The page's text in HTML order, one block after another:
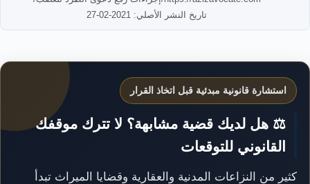
تاريخ النشر الأصلي: 2021-02-27
استشارة قانونية مبدئية قبل اتخاذ القرار
⚖️ هل لديك قضية مشابهة؟ لا تترك موقفك
القانوني للتوقعات
كثير من النزاعات المدنية والعقارية وقضايا الميراث تبدأ